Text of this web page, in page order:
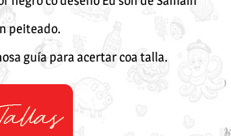
peiteado.
guía para acertar coa talla.